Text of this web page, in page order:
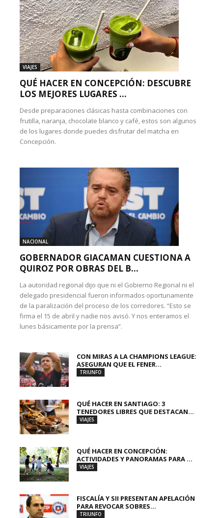
VIAJES
QUÉ HACER EN CONCEPCIÓN: DESCUBRE
LOS MEJORES LUGARES ...
Desde preparaciones clásicas hasta combinaciones con
frutilla, naranja, chocolate blanco y café, estos son algunos
de los lugares donde puedes disfrutar del matcha en
Concepción.
NACIONAL
GOBERNADOR GIACAMAN CUESTIONA A
QUIROZ POR OBRAS DEL B...
La autoridad regional dijo que ni el Gobierno Regional ni el
delegado presidencial fueron informados oportunamente
de la paralización del proceso de los corredores. “Esto se
firma el 15 de abril y nadie nos avisó. Y nos enteramos el
lunes básicamente por la prensa”.
CON MIRAS A LA CHAMPIONS LEAGUE:
ASEGURAN QUE EL FENER...
TRIUNFO
QUÉ HACER EN SANTIAGO: 3
TENEDORES LIBRES QUE DESTACAN...
VIAJES
QUÉ HACER EN CONCEPCIÓN:
ACTIVIDADES Y PANORAMAS PARA ...
VIAJES
FISCALÍA Y SII PRESENTAN APELACIÓN
PARA REVOCAR SOBRES...
TRIUNFO